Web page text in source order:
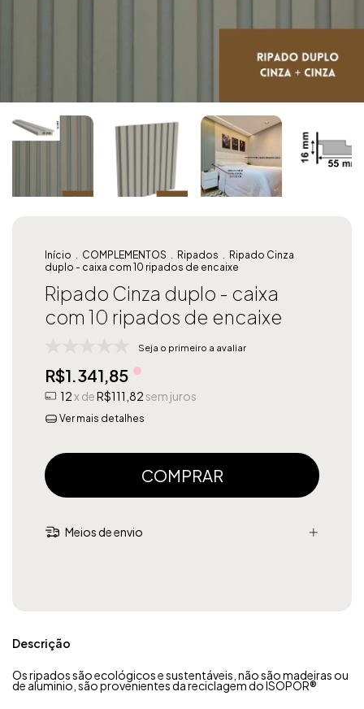
Início . COMPLEMENTOS . Ripados . Ripado Cinza
duplo - caixa com 10 ripados de encaixe
Ripado Cinza duplo - caixa
com 10 ripados de encaixe
Seja o primeiro a avaliar
R$1.341,85
12x deR$111,82 sem juros
Ver mais detalhes
Meios de envio
Descrição
Os ripados são ecológicos e sustentáveis, não são madeiras ou
de aluminio, são provenientes da reciclagem do ISOPOR®